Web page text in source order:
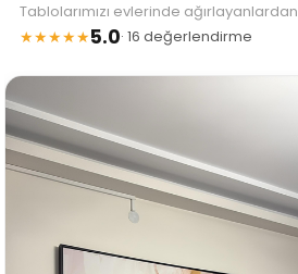
Tablolarımızı evlerinde ağırlayanlardan
★★★★★5.0· 16 değerlendirme